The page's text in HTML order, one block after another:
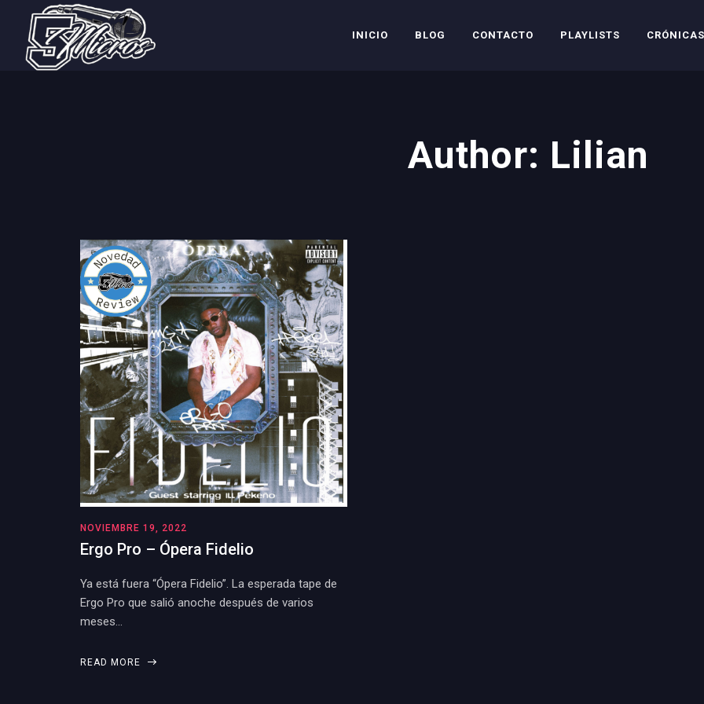
INICIO BLOG CONTACTO PLAYLISTS CRÓNICAS
Author: Lilian
NOVIEMBRE 19, 2022
Ergo Pro – Ópera Fidelio
Ya está fuera “Ópera Fidelio”. La esperada tape de
Ergo Pro que salió anoche después de varios
meses…
READ MORE